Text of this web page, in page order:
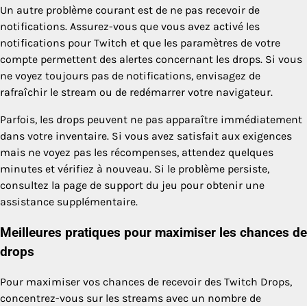
Un autre problème courant est de ne pas recevoir de
notifications. Assurez-vous que vous avez activé les
notifications pour Twitch et que les paramètres de votre
compte permettent des alertes concernant les drops. Si vous
ne voyez toujours pas de notifications, envisagez de
rafraîchir le stream ou de redémarrer votre navigateur.
Parfois, les drops peuvent ne pas apparaître immédiatement
dans votre inventaire. Si vous avez satisfait aux exigences
mais ne voyez pas les récompenses, attendez quelques
minutes et vérifiez à nouveau. Si le problème persiste,
consultez la page de support du jeu pour obtenir une
assistance supplémentaire.
Meilleures pratiques pour maximiser les chances de
drops
Pour maximiser vos chances de recevoir des Twitch Drops,
concentrez-vous sur les streams avec un nombre de